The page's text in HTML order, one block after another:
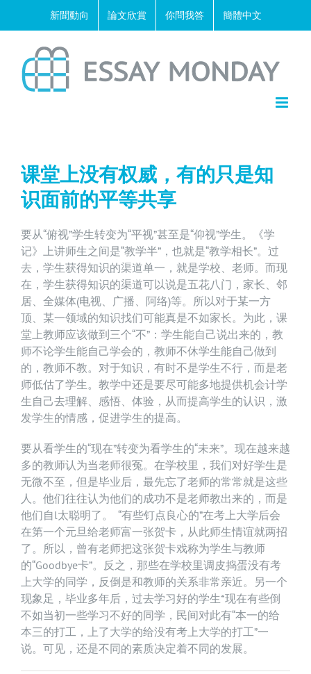
新聞動向 論文欣賞 你問我答 簡體中文
课堂上没有权威，有的只是知
识面前的平等共享
要从“俯视”学生转变为“平视”甚至是“仰视”学生。《学
记》上讲师生之间是“教学半”，也就是“教学相长”。过
去，学生获得知识的渠道单一，就是学校、老师。而现
在，学生获得知识的渠道可以说是五花八门，家长、邻
居、全媒体(电视、广播、阿络)等。所以对于某一方
顶、某一领域的知识找们可能真是不如家长。为此，课
堂上教师应该做到三个“不”：学生能自己说出来的，教
师不论学生能自己学会的，教师不休学生能自己做到
的，教师不教。对于知识，有时不是学生不行，而是老
师低估了学生。教学中还是要尽可能多地提供机会计学
生自己去理解、感悟、体验，从而提高学生的认识，激
发学生的情感，促进学生的提高。
要从看学生的“现在”转变为看学生的“未来”。现在越来越
多的教师认为当老师很冤。在学校里，我们对好学生是
无微不至，但是毕业后，最先忘了老师的常常就是这些
人。他们往往认为他们的成功不是老师教出来的，而是
他们自l太聪明了。 “有些钉点良心的”在考上大学后会
在第一个元旦给老师富一张贺卡，从此师生情谊就两招
了。所以，曾有老师把这张贺卡戏称为学生与教师
的“Goodbye卡”。反之，那些在学校里调皮捣蛋没有考
上大学的同学，反倒是和教师的关系非常亲近。另一个
现象足，毕业多年后，过去学习好的学生*现在有些倒
不如当初一些学习不好的同学，民间对此有“本一的给
本三的打工，上了大学的给没有考上大学的打工”一
说。可见，还是不同的素质决定着不同的发展。